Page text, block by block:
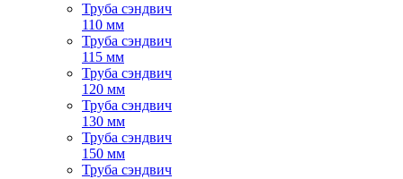
Труба сэндвич
110 мм
Труба сэндвич
115 мм
Труба сэндвич
120 мм
Труба сэндвич
130 мм
Труба сэндвич
150 мм
Труба сэндвич